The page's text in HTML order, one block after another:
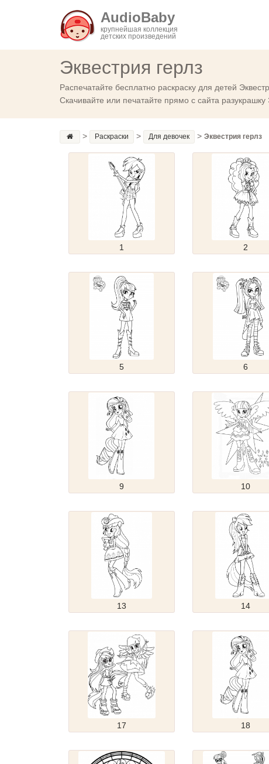
AudioBaby
крупнейшая коллекция
детских произведений
Эквестрия герлз
Распечатайте бесплатно раскраску для детей
Скачивайте или печатайте прямо с сайта
> Раскраски > Для девочек > Эквестрия герлз
1 2
5 6
9 10
13 14
17 18